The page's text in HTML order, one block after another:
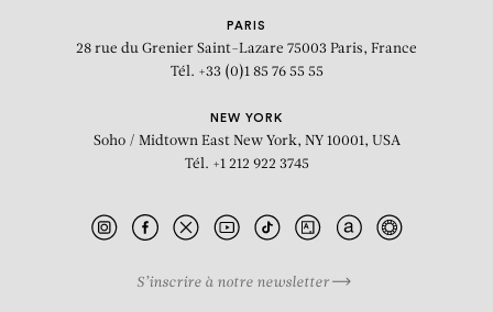
PARIS
28 rue du Grenier Saint-Lazare 75003 Paris, France
Tél. +33 (0)1 85 76 55 55
NEW YORK
Soho / Midtown East New York, NY 10001, USA
Tél. +1 212 922 3745
S’inscrire à notre newsletter